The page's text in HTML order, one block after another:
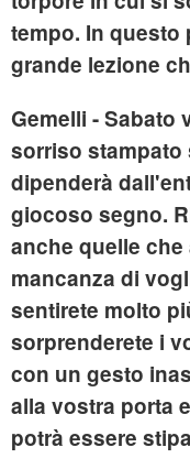
tempo. In questo
grande lezione
Gemelli - Sabato
sorriso stampato
dipenderà
giocoso segno.
anche quelle
mancanza di
sentirete molto
sorprenderete i
con un gesto
alla vostra porta
potrà essere